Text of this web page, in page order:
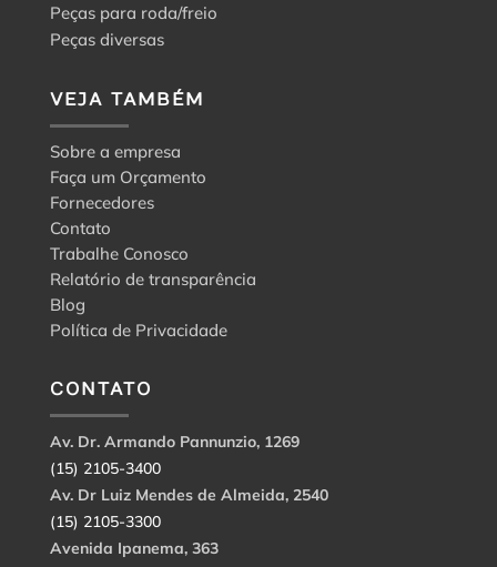
Peças para roda/freio
Peças diversas
VEJA TAMBÉM
Sobre a empresa
Faça um Orçamento
Fornecedores
Contato
Trabalhe Conosco
Relatório de transparência
Blog
Política de Privacidade
CONTATO
Av. Dr. Armando Pannunzio, 1269
(15) 2105-3400
Av. Dr Luiz Mendes de Almeida, 2540
(15) 2105-3300
Avenida Ipanema, 363